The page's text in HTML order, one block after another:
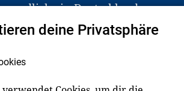
in Deutschland
Schwierigkeiten dabei.
an Erzieher*innen,
und andere
deine Privatsphäre